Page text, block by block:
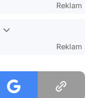
Reklam
Reklam